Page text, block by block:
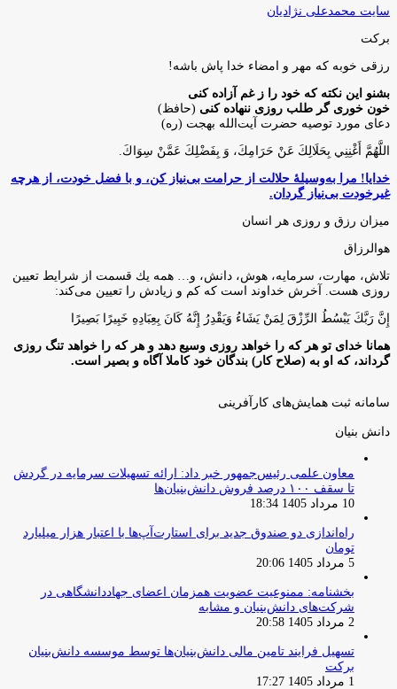
سایت محمدعلی نژادیان
برکت
رزقی خوبه كه مهر و امضاء خدا پاش باشه!
بشنو این نکته که خود را ز غم آزاده کنی
خون خوری گر طلب روزی ننهاده کنی (حافظ)
دعای مورد توصیه حضرت آیت‌الله بهجت (ره)
اللَّهُمَّ أَغْنِنِي بِحَلَالِكَ عَنْ حَرَامِكَ، وَ بِفَضْلِكَ عَمَّنْ سِوَاكَ‏.
خدایا! مرا به‌وسیلۀ حلالت از حرامت بی‌نیاز کن، و با فضل خودت، از هرچه
غیرخودت بی‌نیاز گردان.
میزان رزق و روزی هر انسان
هوالرزاق
تلاش، مهارت، سرمايه، هوش، دانش، و… همه يك قسمت از شرايط تعيين
روزى هست. آخرش خداوند است كه كم و زيادش را تعيين مى‌كند:
إِنَّ رَبَّكَ يَبْسُطُ الرِّزْقَ لِمَنْ يَشَاءُ وَيَقْدِرُ إِنَّهُ كَانَ بِعِبَادِهِ خَبِيرًا بَصِيرًا
همانا خدای تو هر که را خواهد روزی وسیع دهد و هر که را خواهد تنگ روزی
گرداند، که او به (صلاح کار) بندگان خود کاملا آگاه و بصیر است.
سامانه ثبت همایش‌های کارآفرینی
دانش‌ بنیان‌
معاون علمی رئیس‌جمهور خبر داد: ارائه تسهیلات سرمایه در گردش
تا سقف ۱۰۰ درصد فروش دانش‌بنیان‌ها
10 مرداد 1405 18:34
راه‌اندازی دو صندوق جدید برای استارت‌آپ‌ها با اعتبار هزار میلیارد
تومان
5 مرداد 1405 20:06
بخشنامه: ممنوعیت عضویت همزمان اعضای جهاددانشگاهی در
شرکت‌های دانش‌بنیان و مشابه
2 مرداد 1405 20:58
تسهیل فرایند تامین مالی دانش‌بنیان‌ها توسط موسسه دانش‌بنیان
برکت
1 مرداد 1405 17:27